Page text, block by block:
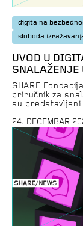
digitalna
sloboda
UVOD U
SNALAŽENJE
SHARE
priručnik za
su predstavljeni
praktičnim
Balkana.
na albanskom,
internet
načine za
udruživanje, […]
24. DECEMBAR